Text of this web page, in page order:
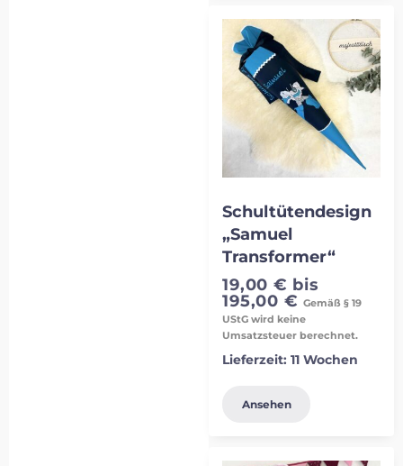
Schultütendesign
„Samuel
Transformer“
19,00 € bis
195,00 € Gemäß § 19
UStG wird keine
Umsatzsteuer berechnet.
Lieferzeit:11 Wochen
Ansehen